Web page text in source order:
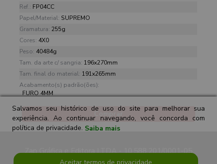
Ref.: FP04CC
Papel/Material: SUPREMO
Gramatura: 255g
Cores: 4X0
Peso: 40484g
Tam. da arte c/ sangria: 196x270mm
Tam. final do material: 191x265mm
Acabamento(s) padrão(ões):
FURO 4MM
Comprar
Zap Gráfica e Editora LTDA - 10.588.201/0001-05
Salvamos seu histórico de uso do site para melhorar sua
experiência. Ao continuar navegando, você concorda com
política de privacidade. Saiba mais